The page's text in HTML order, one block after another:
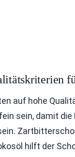
auf hohe
sein, damit
hilft der